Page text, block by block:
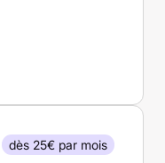
dès 25€ par mois